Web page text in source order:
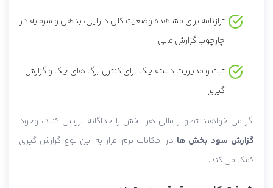
ترازنامه برای مشاهده وضعیت کلی دارایی، بدهی و سرمایه در
چارچوب گزارش مالی
ثبت و مدیریت دسته چک برای کنترل برگ های چک و گزارش
گیری
اگر می خواهید تصویر مالی هر بخش را جداگانه بررسی کنید، وجود
گزارش سود بخش ها در امکانات نرم افزار به این نوع گزارش گیری
کمک می کند.